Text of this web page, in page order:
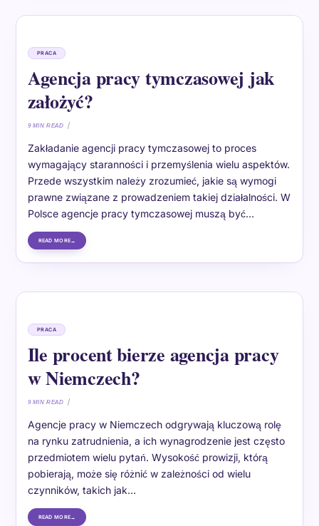
PRACA
Agencja pracy tymczasowej jak
założyć?
9 MIN READ
Zakładanie agencji pracy tymczasowej to proces
wymagający staranności i przemyślenia wielu aspektów.
Przede wszystkim należy zrozumieć, jakie są wymogi
prawne związane z prowadzeniem takiej działalności. W
Polsce agencje pracy tymczasowej muszą być…
READ MORE
PRACA
Ile procent bierze agencja pracy
w Niemczech?
9 MIN READ
Agencje pracy w Niemczech odgrywają kluczową rolę
na rynku zatrudnienia, a ich wynagrodzenie jest często
przedmiotem wielu pytań. Wysokość prowizji, którą
pobierają, może się różnić w zależności od wielu
czynników, takich jak…
READ MORE